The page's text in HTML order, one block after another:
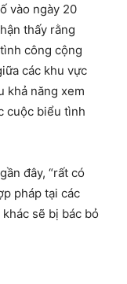
vào ngày 20
thấy rằng
công cộng
các khu vực
khả năng xem
cuộc biểu tình
đây, “rất có
pháp tại các
sẽ bị bác bỏ